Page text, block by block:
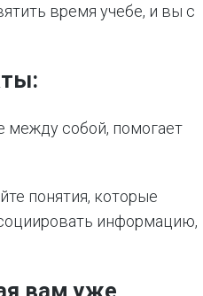
время учебе, и вы с
между собой, помогает
понятия, которые
информацию,